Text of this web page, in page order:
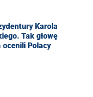
Karola
Tak głowę
ocenili Polacy